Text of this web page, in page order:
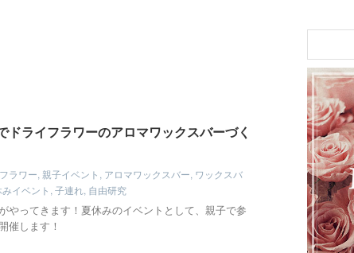
ライフラワーのアロマワックスバーづく
ラワー, 親子イベント , アロマワックスバー, ワックスバ
イベント , 子連れ, 自由研究
やってきます！夏休みのイベントとして、親子で参
催します！